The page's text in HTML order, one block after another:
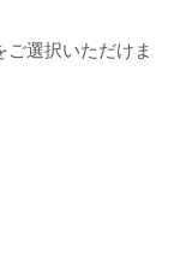
選択いただけま